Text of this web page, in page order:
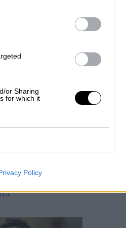
or Sharing
for which it
Policy
de
para
con la